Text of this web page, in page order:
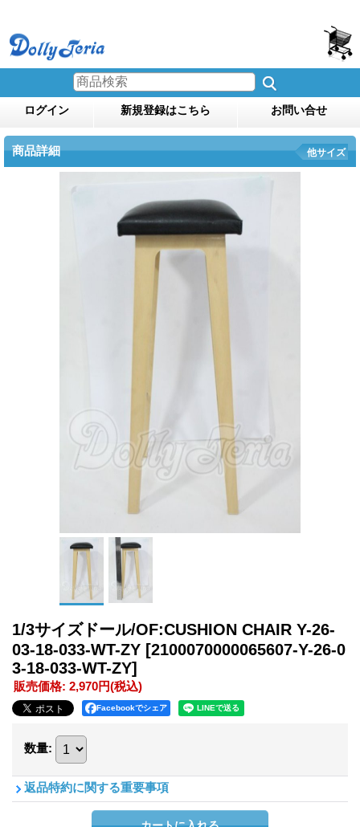
ログイン 新規登録はこちら お問い合せ
商品詳細 他サイズ
1/3サイズドール/OF:CUSHION CHAIR Y-26-
03-18-033-WT-ZY [2100070000065607-Y-26-0
3-18-033-WT-ZY]
販売価格: 2,970円(税込)
Facebookでシェア
数量:
返品特約に関する重要事項